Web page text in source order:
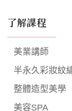
了解課程
美業講師
半永久彩妝紋
整體造型美學
美容SPA